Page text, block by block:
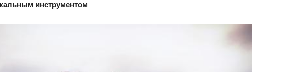
инструментом